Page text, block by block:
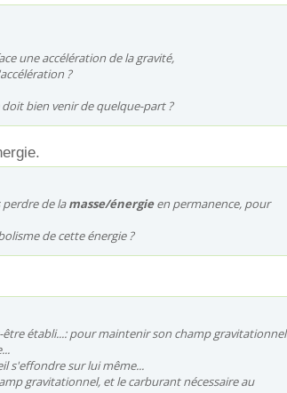
une accélération de la gravité,
?
bien venir de quelque-part ?
perdre de lamasse/énergieen permanence, pour
de cette énergie ?
établi...: pour maintenir son champ gravitationnel
s'effondre sur lui même...
gravitationnel, et le carburant nécessaire au